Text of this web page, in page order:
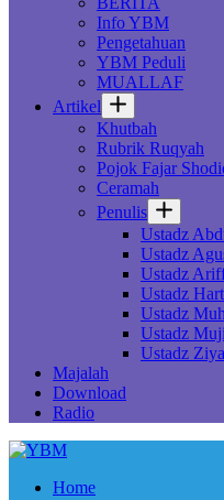
Info YBM
Pengetahuan
YBM Peduli
MUALLAF
Artikel
Khutbah
Rubrik Ruqyah
Pojok Fajar
Ceramah
Penulis
Ustadz
Ustadz
Ustadz
Ustadz
Ustadz
Ustadz
Ustadz
Majalah
Download
Radio
Home